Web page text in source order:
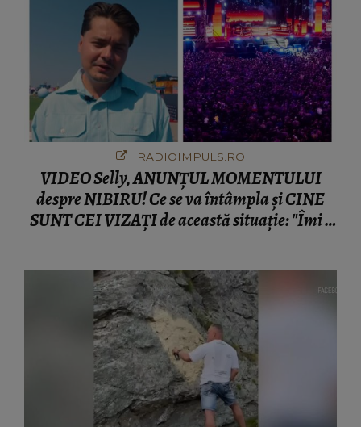
RADIOIMPULS.RO
VIDEO Selly, ANUNȚUL MOMENTULUI
despre NIBIRU! Ce se va întâmpla și CINE
SUNT CEI VIZAȚI de această situație: "Îmi e